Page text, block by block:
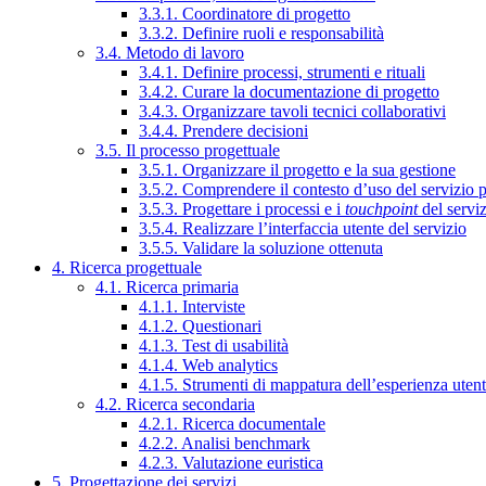
3.3.1. Coordinatore di progetto
3.3.2. Definire ruoli e responsabilità
3.4. Metodo di lavoro
3.4.1. Definire processi, strumenti e rituali
3.4.2. Curare la documentazione di progetto
3.4.3. Organizzare tavoli tecnici collaborativi
3.4.4. Prendere decisioni
3.5. Il processo progettuale
3.5.1. Organizzare il progetto e la sua gestione
3.5.2. Comprendere il contesto d’uso del servizio
3.5.3. Progettare i processi e i touchpointdel
3.5.4. Realizzare l’interfaccia utente del servizio
3.5.5. Validare la soluzione ottenuta
4. Ricerca progettuale
4.1. Ricerca primaria
4.1.1. Interviste
4.1.2. Questionari
4.1.3. Test di usabilità
4.1.4. Web analytics
4.1.5. Strumenti di mappatura dell’esperienza
4.2. Ricerca secondaria
4.2.1. Ricerca documentale
4.2.2. Analisi benchmark
4.2.3. Valutazione euristica
5. Progettazione dei servizi